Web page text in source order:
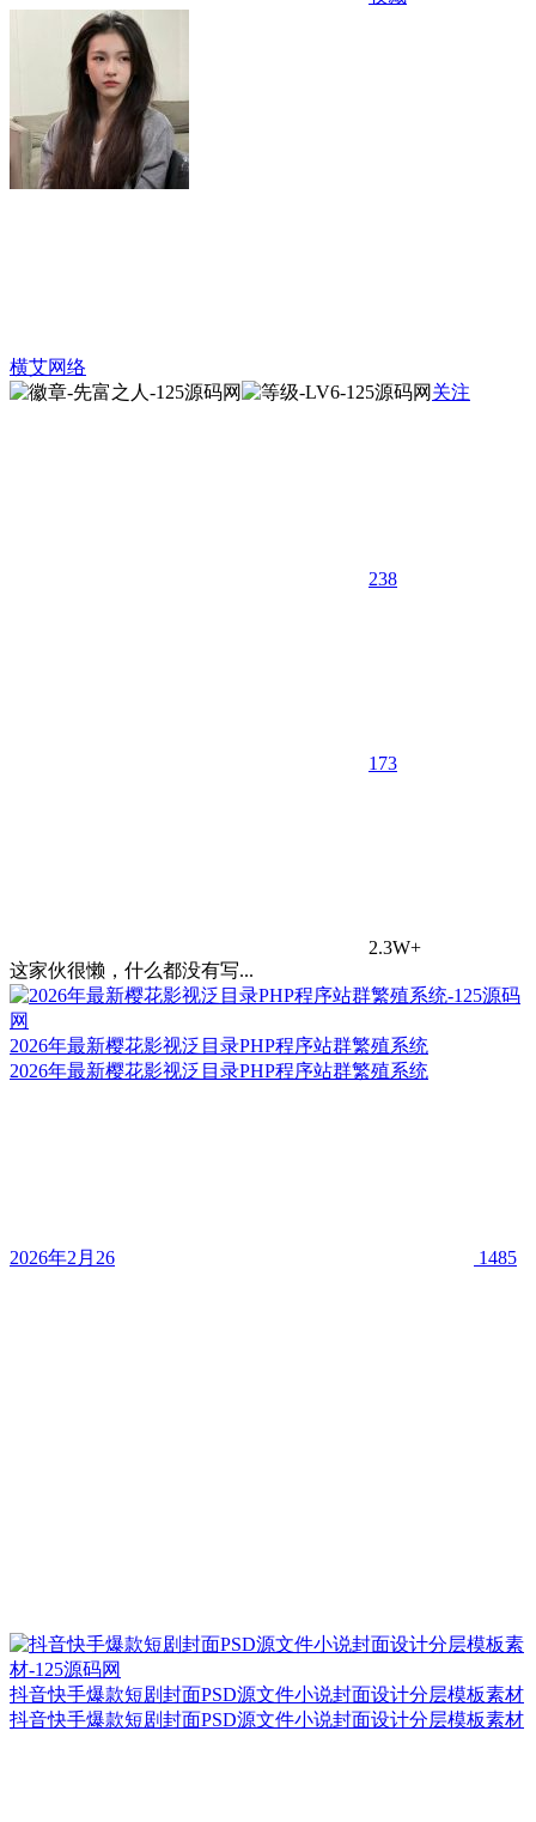
横艾网络
关注
238
173
2.3W+
这家伙很懒，什么都没有写...
2026年最新樱花影视泛目录PHP程序站群繁殖系统
2026年最新樱花影视泛目录PHP程序站群繁殖系统
2026年2月26 1485
抖音快手爆款短剧封面PSD源文件小说封面设计分层模板素材
抖音快手爆款短剧封面PSD源文件小说封面设计分层模板素材